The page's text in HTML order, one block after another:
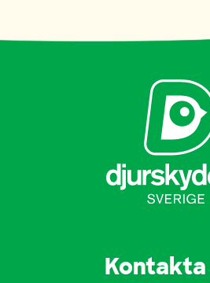
Kontakta